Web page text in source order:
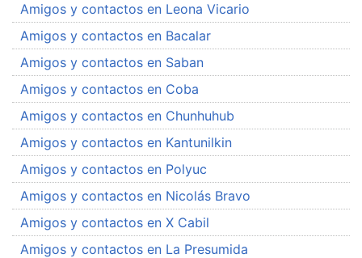
Amigos y contactos en Leona Vicario
Amigos y contactos en Bacalar
Amigos y contactos en Saban
Amigos y contactos en Coba
Amigos y contactos en Chunhuhub
Amigos y contactos en Kantunilkin
Amigos y contactos en Polyuc
Amigos y contactos en Nicolás Bravo
Amigos y contactos en X Cabil
Amigos y contactos en La Presumida